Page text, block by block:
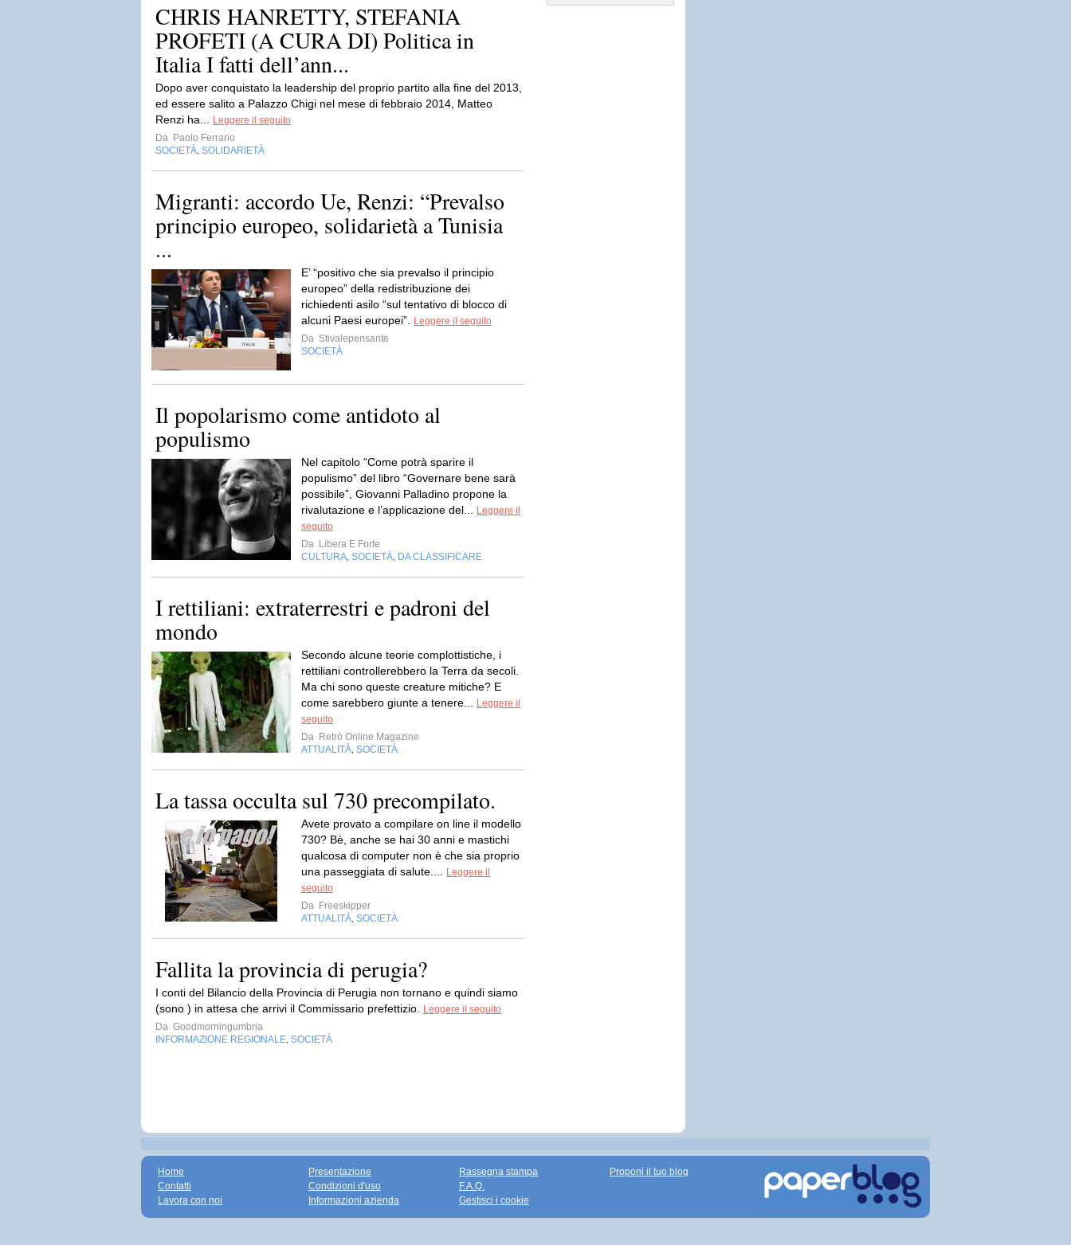
CHRIS HANRETTY, STEFANIA
PROFETI (A CURA DI) Politica in
Italia I fatti dell’ann...
Dopo aver conquistato la leadership del proprio partito alla fine del 2013,
ed essere salito a Palazzo Chigi nel mese di febbraio 2014, Matteo
Renzi ha...
Leggere il seguito
Da Paolo Ferrario
SOCIETÀ SOLIDARIETÀ
Migranti: accordo Ue, Renzi: “Prevalso
principio europeo, solidarietà a Tunisia
...
E’ “positivo che sia prevalso il principio
europeo” della redistribuzione dei
richiedenti asilo “sul tentativo di blocco di
alcuni Paesi europei”.
Leggere il seguito
Da Stivalepensante
SOCIETÀ
Il popolarismo come antidoto al
populismo
Nel capitolo “Come potrà sparire il
populismo” del libro “Governare bene sarà
possibile”, Giovanni Palladino propone la
rivalutazione e l’applicazione del...
Leggere il
seguito
Da Libera E Forte
CULTURA SOCIETÀ DA CLASSIFICARE
I rettiliani: extraterrestri e padroni del
mondo
Secondo alcune teorie complottistiche, i
rettiliani controllerebbero la Terra da secoli.
Ma chi sono queste creature mitiche? E
come sarebbero giunte a tenere...
Leggere il
seguito
Da Retrò Online Magazine
ATTUALITÀ SOCIETÀ
La tassa occulta sul 730 precompilato.
Avete provato a compilare on line il modello
730? Bè, anche se hai 30 anni e mastichi
qualcosa di computer non è che sia proprio
una passeggiata di salute....
Leggere il
seguito
Da Freeskipper
ATTUALITÀ SOCIETÀ
Fallita la provincia di perugia?
I conti del Bilancio della Provincia di Perugia non tornano e quindi siamo
(sono ) in attesa che arrivi il Commissario prefettizio.
Leggere il seguito
Da Goodmorningumbria
INFORMAZIONE REGIONALE SOCIETÀ
Home
Contatti
Lavora con noi
Presentazione
Condizioni d'uso
Informazioni azienda
Rassegna stampa
F.A.Q.
Gestisci i cookie
Proponi il tuo blog